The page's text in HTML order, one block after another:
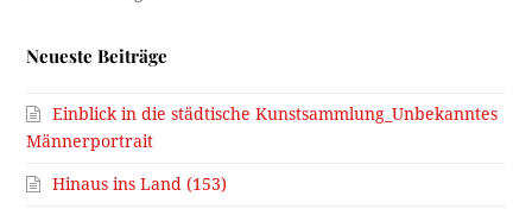
Neueste Beiträge
Einblick in die städtische Kunstsammlung_Unbekanntes
Männerportrait
Hinaus ins Land (153)